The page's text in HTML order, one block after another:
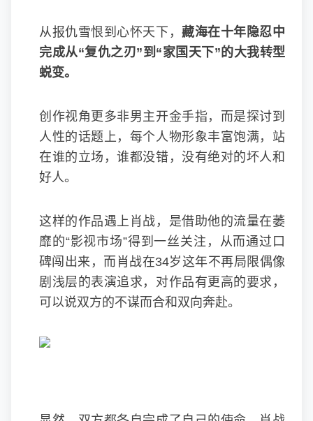
从报仇雪恨到心怀天下，藏海在十年隐忍中
完成从“复仇之刃”到“家国天下”的大我转型
蜕变。
创作视角更多非男主开金手指，而是探讨到
人性的话题上，每个人物形象丰富饱满，站
在谁的立场，谁都没错，没有绝对的坏人和
好人。
这样的作品遇上肖战，是借助他的流量在萎
靡的“影视市场”得到一丝关注，从而通过口
碑闯出来，而肖战在34岁这年不再局限偶像
剧浅层的表演追求，对作品有更高的要求，
可以说双方的不谋而合和双向奔赴。